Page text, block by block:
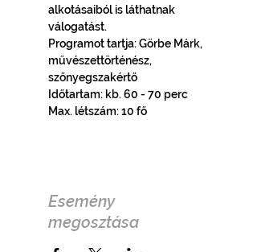
alkotásaiból is láthatnak
válogatást.
Programot tartja: Görbe Márk,
művészettörténész,
szőnyegszakértő
Időtartam: kb. 60 - 70 perc
Max. létszám: 10 fő
Esemény
megosztása